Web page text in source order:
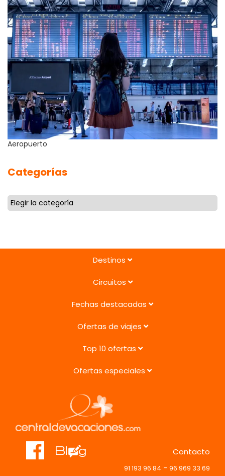
Aeropuerto
Categorías
Destinos
Circuitos
Fechas destacadas
Ofertas de viajes
Top 10 ofertas
Ofertas especiales
Contacto
91 193 96 84 - 96 969 33 69